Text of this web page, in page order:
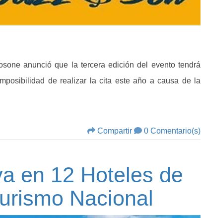
anunció que la tercera edición del evento tendrá
de realizar la cita este año a causa de la
Compartir 0 Comentario(s)
en 12 Hoteles de
Nacional